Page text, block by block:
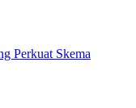
Perkuat Skema